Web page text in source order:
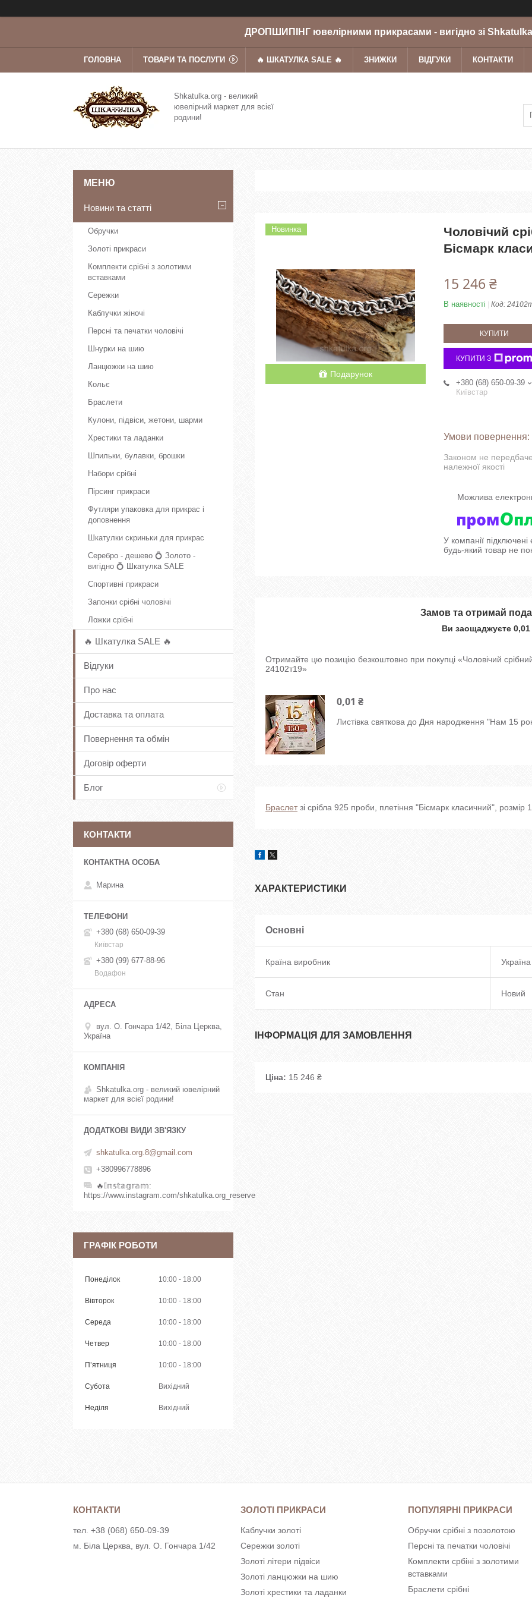
ДРОПШИПІНГ ювелірними прикрасами - вигідно зі
ГОЛОВНА ТОВАРИ ТА ПОСЛУГИ 🔥 ШКАТУЛКА SALE 🔥 ЗНИЖКИ ВІДГУКИ КОНТАКТИ
Shkatulka.org - великий
ювелірний маркет для всієї
родини!
Подарунок
Новинка
Чоловічий
Бісмарк
15 246 ₴
В наявності Код:
КУПИТИ
КУПИТИ З
+380 (68) 650-09-39
Київстар
Законом не
належної якості
У компанії
будь-який товар не
Замов та отримай
Ви заощаджуєте 0,01
Отримайте цю позицію безкоштовно при покупці «Чоловічий
24102т19»
0,01 ₴
Листівка святкова до Дня народження "Нам 15
Браслетзі срібла 925 проби, плетіння "Бісмарк класичний", розмір
ХАРАКТЕРИСТИКИ
Основні
Країна виробник Україна
Стан Новий
ІНФОРМАЦІЯ ДЛЯ ЗАМОВЛЕННЯ
Ціна: 15 246 ₴
Новини та статті
Обручки
Золоті прикраси
Комплекти срібні з золотими
вставками
Сережки
Каблучки жіночі
Персні та печатки чоловічі
Шнурки на шию
Ланцюжки на шию
Кольє
Браслети
Кулони, підвіси, жетони, шарми
Хрестики та ладанки
Шпильки, булавки, брошки
Набори срібні
Пірсинг прикраси
Футляри упаковка для прикрас і
доповнення
Шкатулки скриньки для прикрас
Серебро - дешево 💍 Золото -
вигідно 💍 Шкатулка SALE
Спортивні прикраси
Запонки срібні чоловічі
Ложки срібні
🔥 Шкатулка SALE 🔥
Відгуки
Про нас
Доставка та оплата
Повернення та обмін
Договір оферти
Блог
КОНТАКТИ
Марина
+380 (68) 650-09-39
Київстар
+380 (99) 677-88-96
Водафон
вул. О. Гончара 1/42, Біла Церква,
Україна
Shkatulka.org - великий ювелірний
маркет для всієї родини!
shkatulka.org.8@gmail.com
+380996778896
🔥𝕀𝕟𝕤𝕥𝕒𝕘𝕣𝕒𝕞
https://www.instagram.com/shkatulka.org_reserve
ГРАФІК РОБОТИ
Понеділок 10:00 18:00
Вівторок 10:00 18:00
Середа 10:00 18:00
Четвер 10:00 18:00
Пʼятниця 10:00 18:00
Субота Вихідний
Неділя Вихідний
КОНТАКТИ
тел. +38 (068) 650-09-39
м. Біла Церква, вул. О. Гончара 1/42
ЗОЛОТІ ПРИКРАСИ
Каблучки золоті
Сережки золоті
Золоті літери підвіси
Золоті ланцюжки на шию
Золоті хрестики та ладанки
ПОПУЛЯРНІ ПРИКРАСИ
Обручки срібні з позолотою
Персні та печатки чоловічі
Комплекти србіні з золотими
вставками
Браслети срібні